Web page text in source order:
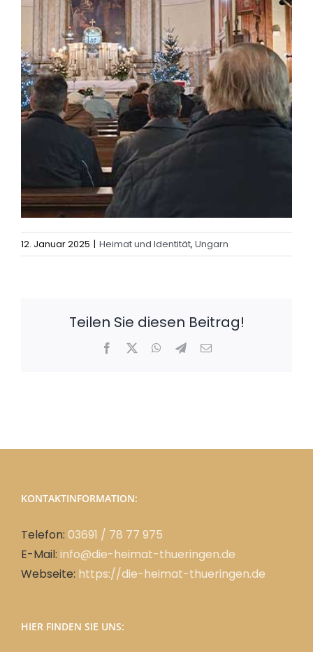
12. Januar 2025 | Heimat und Identität, Ungarn
Teilen Sie diesen Beitrag!
Facebook WhatsApp
Telegram
E-
KONTAKTINFORMATION:
Telefon: 03691 / 78 77 975
E-Mail: info@die-heimat-thueringen.de
Webseite: https://die-heimat-thueringen.de
HIER FINDEN SIE UNS: